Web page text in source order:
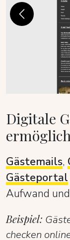
Digitale
Gästemails,
Gästeportal
Aufwand
Beispiel:
checken
Previous